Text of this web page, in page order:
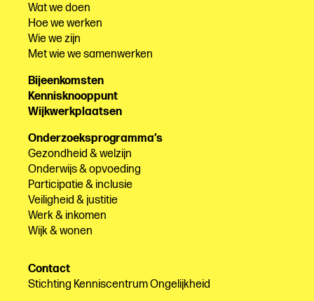
Wat we doen
Hoe we werken
Wie we zijn
Met wie we samenwerken
Bijeenkomsten
Kennisknooppunt
Wijkwerkplaatsen
Onderzoeksprogramma’s
Gezondheid & welzijn
Onderwijs & opvoeding
Participatie & inclusie
Veiligheid & justitie
Werk & inkomen
Wijk & wonen
Contact
Stichting Kenniscentrum Ongelijkheid